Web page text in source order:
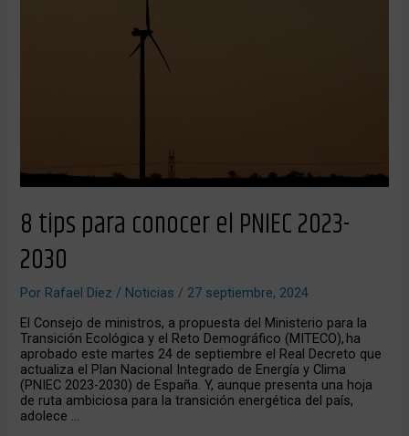
8 tips para conocer el PNIEC 2023-
2030
Por Rafael Díez/ Noticias / 27 septiembre, 2024
El Consejo de ministros, a propuesta del Ministerio para la
Transición Ecológica y el Reto Demográfico (MITECO), ha
aprobado este martes 24 de septiembre el Real Decreto que
actualiza el Plan Nacional Integrado de Energía y Clima
(PNIEC 2023-2030) de España. Y, aunque presenta una hoja
de ruta ambiciosa para la transición energética del país,
adolece …